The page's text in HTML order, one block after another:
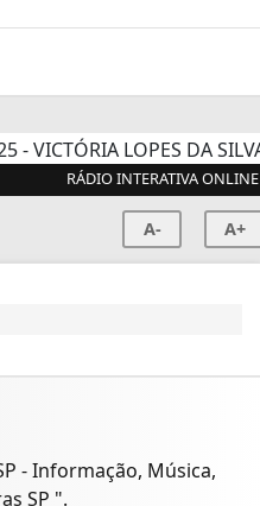
RÁDIO INTERATIVA ONLINE
A- A+
- Informação, Música,
SP ".